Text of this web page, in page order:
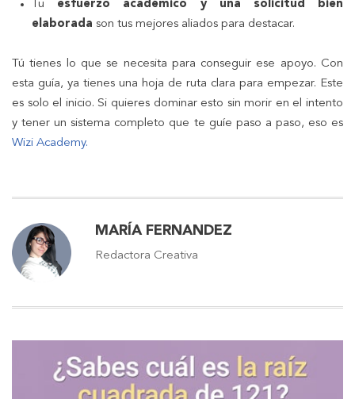
Tu esfuerzo académico y una solicitud bien
elaborada son tus mejores aliados para destacar.
Tú tienes lo que se necesita para conseguir ese apoyo. Con
esta guía, ya tienes una hoja de ruta clara para empezar. Este
es solo el inicio. Si quieres dominar esto sin morir en el intento
y tener un sistema completo que te guíe paso a paso, eso es
Wizi Academy.
MARÍA FERNANDEZ
Redactora Creativa